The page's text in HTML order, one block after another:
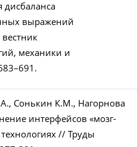
дисбаланса
выражений
механики и
Сонькин К.М., Нагорнова
интерфейсов «мозг-
// Труды